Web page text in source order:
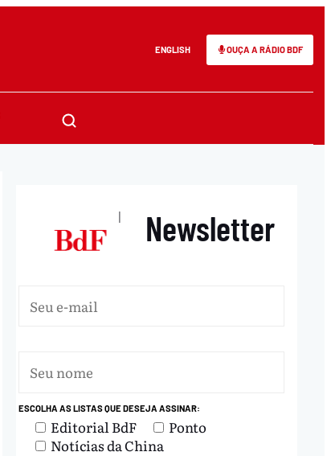
ENGLISH OUÇA A RÁDIO BDF
| Newsletter
ESCOLHA AS LISTAS QUE DESEJA ASSINAR:
Editorial BdF
Ponto
Notícias da China